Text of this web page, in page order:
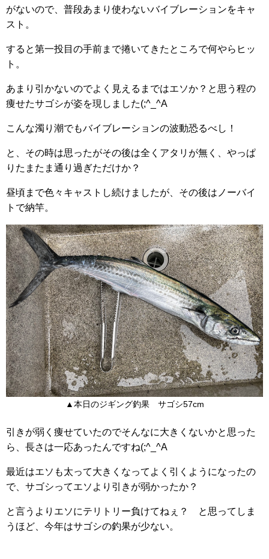
がないので、普段あまり使わないバイブレーションをキャ
スト。
すると第一投目の手前まで捲いてきたところで何やらヒッ
ト。
あまり引かないのでよく見えるまではエソか？と思う程の
痩せたサゴシが姿を現しました(;^_^A
こんな濁り潮でもバイブレーションの波動恐るべし！
と、その時は思ったがその後は全くアタリが無く、やっぱ
りたまたま通り過ぎただけか？
昼頃まで色々キャストし続けましたが、その後はノーバイ
トで納竿。
▲本日のジギング釣果 サゴシ57cm
引きが弱く痩せていたのでそんなに大きくないかと思った
ら、長さは一応あったんですね(;^_^A
最近はエソも太って大きくなってよく引くようになったの
で、サゴシってエソより引きが弱かったか？
と言うよりエソにテリトリー負けてねぇ？ と思ってしま
うほど、今年はサゴシの釣果が少ない。